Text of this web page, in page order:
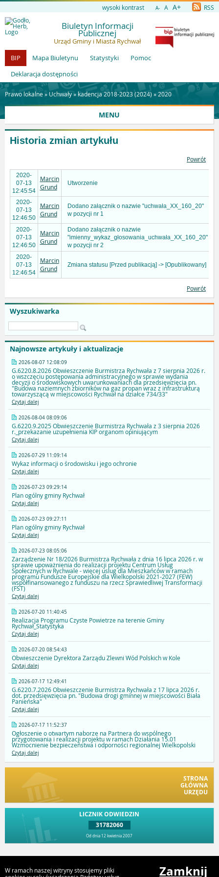
wysoki kontrast A- A A+ RSS
Biuletyn Informacji
Publicznej
Urząd Gminy i Miasta Rychwał
BIP
Mapa Biuletynu Statystyki
Pomoc
Deklaracja dostępności
Prawo lokalne » Uchwały» kadencja 2018-2023 (2024) »2020
MENU
Wyszukiwarka
Najnowsze artykuły i aktualizacje
2026-08-07 12:08:09
G.6220.8.2026 Obwieszczenie Burmistrza Rychwała z 7 sierpnia 2026 r.
o wszczęciu postępowania administracyjnego w sprawie wydania
decyzji o środowiskowych uwarunkowaniach dla przedsięwzięcia pn.
"Budowa naziemnych zbiorników na gaz propan wraz z infrastrukturą
towarzyszącą w miejscowości Rychwał na działce 734/33"
Czytaj dalej
2026-08-04 08:09:06
G.6220.9.2025 Obwieszczenie Burmistrza Rychwała z 3 sierpnia 2026
r._przekazanie uzupełnienia KIP organom opiniującym
Czytaj dalej
2026-07-29 11:09:14
Wykaz informacji o środowisku i jego ochronie
Czytaj dalej
2026-07-23 09:29:14
Plan ogólny gminy Rychwał
Czytaj dalej
2026-07-23 09:27:11
Plan ogólny gminy Rychwał
Czytaj dalej
2026-07-23 08:05:06
Zarządzenie Nr 18/2026 Burmistrza Rychwała z dnia 16 lipca 2026 r. w
sprawie upoważnienia do realizacji projektu Centrum Usług
Społecznych w Rychwale - więcej uslug dla Mieszkańców w ramach
programu Fundusze Europejskie dla Wielkopolski 2021-2027 (FEW)
współfinansowanego z funduszu na rzecz Sprawiedliwej Transformacji
(FST)
Czytaj dalej
2026-07-20 11:40:45
Realizacja Programu Czyste Powietrze na terenie Gminy
Rychwał_Statystyka
Czytaj dalej
2026-07-20 08:54:43
Obwieszczenie Dyrektora Zarządu Zlewni Wód Polskich w Kole
Czytaj dalej
2026-07-17 12:49:41
G.6220.7.2026 Obwieszczenie Burmistrza Rychwała z 17 lipca 2026 r.
dot. przedsięwzięcia pn. "Budowa drogi gminnej w miejscowości Biała
Panieńska"
Czytaj dalej
2026-07-17 11:52:37
Ogłoszenie o otwartym naborze na Partnera do wspólnego
przygotowania i realizacji projektu w ramach Działania 15.01
Wzmocnienie bezpieczeństwa i odporności regionalnej Wielkopolski
Czytaj dalej
STRONA
GŁÓWNA
URZĘDU
LICZNIK ODWIEDZIN
31782060
Od dnia 12 kwietnia 2007
Historia zmian artykułu
Powrót
2020-
07-13
12:45:54
Marcin
Grund
Utworzenie
2020-
07-13
12:46:50
Marcin
Grund
Dodano załącznik o nazwie "uchwała_XX_160_20"
w pozycji nr 1
2020-
07-13
12:46:50
Marcin
Grund
Dodano załącznik o nazwie
"imienny_wykaz_głosowania_uchwała_XX_160_20"
w pozycji nr 2
2020-
07-13
12:46:54
Marcin
Grund
Zmiana statusu [Przed publikacją] -> [Opublikowany]
Powrót
W ramach naszej witryny stosujemy pliki
Zamknij